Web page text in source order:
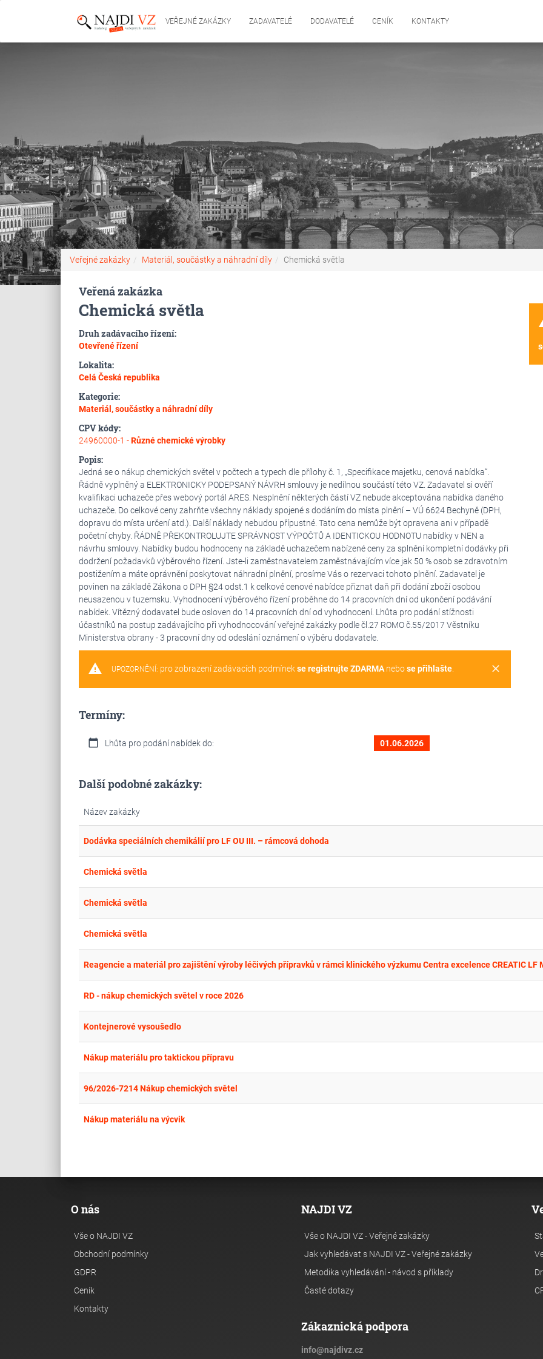
VEŘEJNÉ ZAKÁZKY ZADAVATELÉ DODAVATELÉ CENÍK KONTAKTY
Veřejné zakázky Materiál, součástky a náhradní díly Chemická světla
Veřená zakázka
Chemická světla
Druh zadávacího řízení:
Otevřené řízení
Lokalita:
Celá Česká republika
Kategorie:
Materiál, součástky a náhradní díly
CPV kódy:
24960000-1 -Různé chemické výrobky
Popis:
Jedná se o nákup chemických světel v počtech a typech dle přílohy č. 1, „Specifikace majetku, cenová nabídka“.
Řádně vyplněný a ELEKTRONICKY PODEPSANÝ NÁVRH smlouvy je nedílnou součástí této VZ. Zadavatel si ověří
kvalifikaci uchazeče přes webový portál ARES. Nesplnění některých částí VZ nebude akceptována nabídka daného
uchazeče. Do celkové ceny zahrňte všechny náklady spojené s dodáním do místa plnění – VÚ 6624 Bechyně (DPH,
dopravu do místa určení atd.). Další náklady nebudou přípustné. Tato cena nemůže být opravena ani v případě
početní chyby. ŘÁDNĚ PŘEKONTROLUJTE SPRÁVNOST VÝPOČTŮ A IDENTICKOU HODNOTU nabídky v NEN a
návrhu smlouvy. Nabídky budou hodnoceny na základě uchazečem nabízené ceny za splnění kompletní dodávky při
dodržení požadavků výběrového řízení. Jste-li zaměstnavatelem zaměstnávajícím více jak 50 % osob se zdravotním
postižením a máte oprávnění poskytovat náhradní plnění, prosíme Vás o rezervaci tohoto plnění. Zadavatel je
povinen na základě Zákona o DPH §24 odst.1 k celkové cenové nabídce přiznat daň při dodání zboží osobou
neusazenou v tuzemsku. Vyhodnocení výběrového řízení proběhne do 14 pracovních dní od ukončení podávání
nabídek. Vítězný dodavatel bude osloven do 14 pracovních dní od vyhodnocení. Lhůta pro podání stížnosti
účastníků na postup zadávajícího při vyhodnocování veřejné zakázky podle čl.27 ROMO č.55/2017 Věstníku
Ministerstva obrany - 3 pracovní dny od odeslání oznámení o výběru dodavatele.
warning clear
UPOZORNĚNÍ: pro zobrazení zadávacích podmínekse registrujte ZDARMAnebose přihlašte.
Termíny:
calendar_today Lhůta pro podání nabídek do: 01.06.2026
Další podobné zakázky:
Název zakázky
Dodávka speciálních chemikálií pro LF OU III. – rámcová dohoda
Chemická světla
Chemická světla
Chemická světla
RD - nákup chemických světel v roce 2026
Kontejnerové vysoušedlo
Nákup materiálu pro taktickou přípravu
96/2026-7214 Nákup chemických světel
Nákup materiálu na výcvik
O nás
Vše o NAJDI VZ
Obchodní podmínky
GDPR
Ceník
Kontakty
NAJDI VZ
Vše o NAJDI VZ - Veřejné zakázky
Jak vyhledávat s NAJDI VZ - Veřejné zakázky
Metodika vyhledávání - návod s příklady
Časté dotazy
Zákaznická podpora
info@najdivz.cz